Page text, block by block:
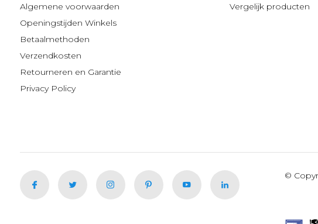
Algemene voorwaarden
Openingstijden Winkels
Betaalmethoden
Verzendkosten
Retourneren en Garantie
Privacy Policy
Vergelijk producten
©